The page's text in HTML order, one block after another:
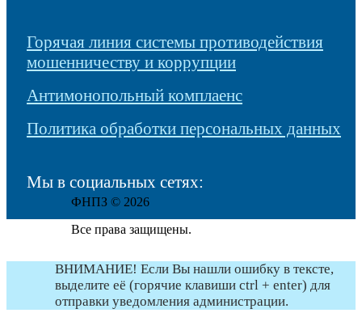
Горячая линия системы противодействия
мошенничеству и коррупции
Антимонопольный комплаенс
Политика обработки персональных данных
Мы в социальных сетях:
ФНПЗ © 2026
Все права защищены.
ВНИМАНИЕ! Если Вы нашли ошибку в тексте,
выделите её (горячие клавиши ctrl + enter) для
отправки уведомления администрации.